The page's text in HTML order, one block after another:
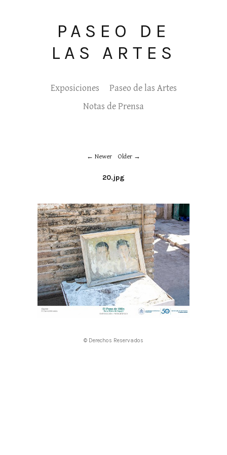
PASEO DE
LAS ARTES
Exposiciones
Paseo de las Artes
Notas de Prensa
Newer Older
20.jpg
© Derechos Reservados